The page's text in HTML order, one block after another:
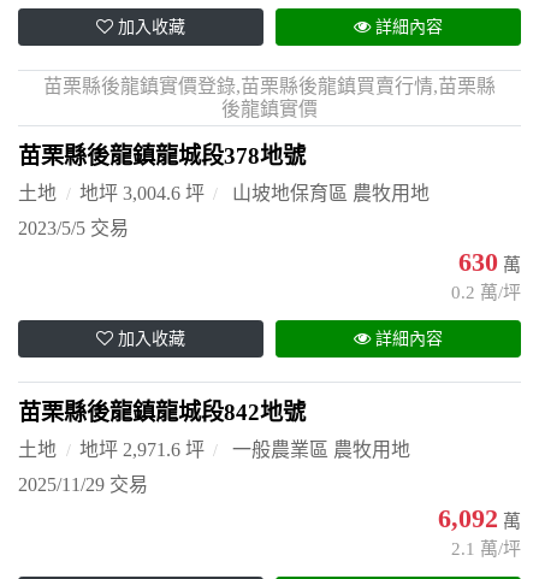
加入收藏 詳細內容
苗栗縣後龍鎮實價登錄,苗栗縣後龍鎮買賣行情,苗栗縣
後龍鎮實價
苗栗縣後龍鎮龍城段378地號
土地 地坪 3,004.6 坪
山坡地保育區 農牧用地
2023/5/5 交易
630 萬
0.2 萬/坪
加入收藏 詳細內容
苗栗縣後龍鎮龍城段842地號
土地 地坪 2,971.6 坪
一般農業區 農牧用地
2025/11/29 交易
6,092 萬
2.1 萬/坪